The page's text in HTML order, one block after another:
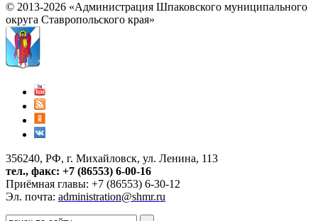
© 2013-2026 «Администрация Шпаковского муниципального
округа Ставропольского края»
356240, РФ, г. Михайловск, ул. Ленина, 113
тел., факс: +7 (86553) 6-00-16
Приёмная главы: +7 (86553) 6-30-12
Эл. почта: administration@shmr.ru